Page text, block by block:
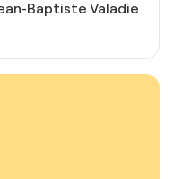
Baptiste Valadie